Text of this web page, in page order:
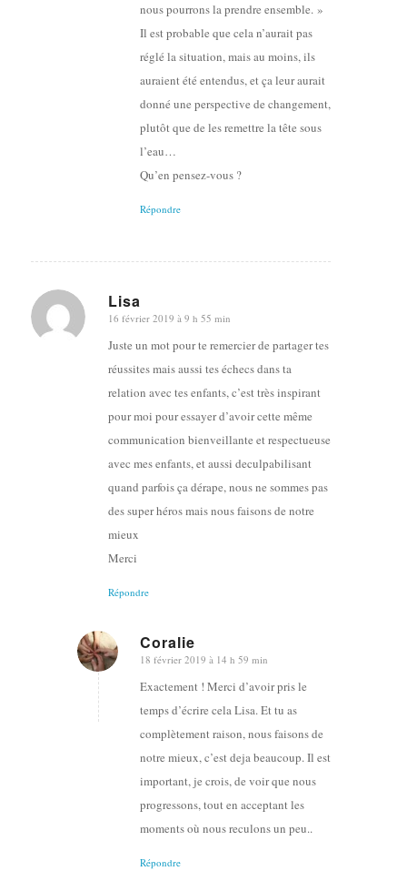
nous pourrons la prendre ensemble. »
Il est probable que cela n’aurait pas
réglé la situation, mais au moins, ils
auraient été entendus, et ça leur aurait
donné une perspective de changement,
plutôt que de les remettre la tête sous
l’eau…
Qu’en pensez-vous ?
Répondre
Lisa
dit
16 février 2019 à 9 h 55 min
Juste un mot pour te remercier de partager tes
réussites mais aussi tes échecs dans ta
relation avec tes enfants, c’est très inspirant
pour moi pour essayer d’avoir cette même
communication bienveillante et respectueuse
avec mes enfants, et aussi deculpabilisant
quand parfois ça dérape, nous ne sommes pas
des super héros mais nous faisons de notre
mieux
Merci
Répondre
Coralie
dit
18 février 2019 à 14 h 59 min
Exactement ! Merci d’avoir pris le
temps d’écrire cela Lisa. Et tu as
complètement raison, nous faisons de
notre mieux, c’est deja beaucoup. Il est
important, je crois, de voir que nous
progressons, tout en acceptant les
moments où nous reculons un peu..
Répondre